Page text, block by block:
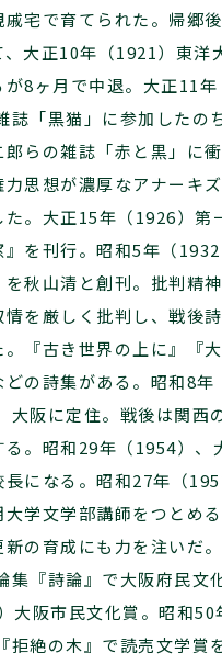
宅で育てられた。帰郷
大正10年（1921）東洋
8ヶ月で中退。大正11年
誌「黒猫」に参加したの
らの雑誌「赤と黒」に
思想が濃厚なアナーキ
た。大正15年（1926）第
』を刊行。昭和5年（
を秋山清と創刊。批判精
を厳しく批判し、戦後
『古き世界の上に』『大
どの詩集がある。昭和8年
大阪に定住。戦後は関西
。昭和29年（1954）、
になる。昭和27年（
学文学部講師をつとめ
新の育成にも力を注いだ
集『詩論』で大阪府民文
大阪市民文化賞。昭和50
拒絶の木』で読売文学賞